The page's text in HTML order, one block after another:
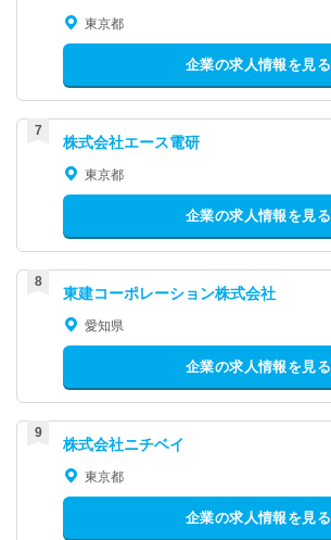
東京都
企業の求人情報を見る
株式会社エース電研
東京都
企業の求人情報を見る
東建コーポレーション株式会社
愛知県
企業の求人情報を見る
株式会社ニチベイ
東京都
企業の求人情報を見る